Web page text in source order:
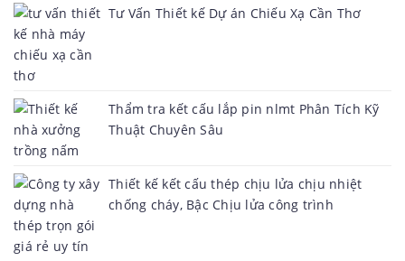
Tư Vấn Thiết kế Dự án Chiếu Xạ Cần Thơ
Thẩm tra kết cấu lắp pin nlmt Phân Tích Kỹ
Thuật Chuyên Sâu
Thiết kế kết cấu thép chịu lửa chịu nhiệt
chống cháy, Bậc Chịu lửa công trình